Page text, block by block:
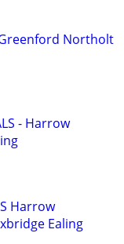
Northolt
- Harrow
Harrow
Ealing